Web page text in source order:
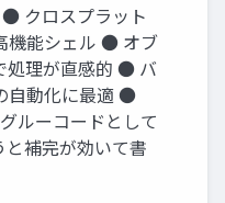
クロスプラット
機能シェル ● オブ
処理が直感的 ● バ
自動化に最適 ●
ルーコードとして
補完が効いて書